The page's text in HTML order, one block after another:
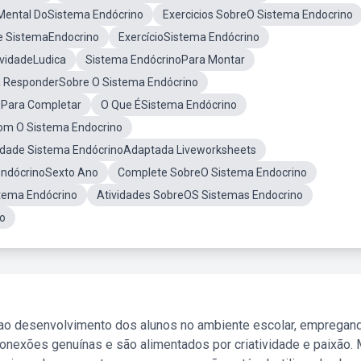
DoSistema Endócrino
Exercicios SobreO Sistema Endocrino
SistemaEndocrino
ExercícioSistema Endócrino
Sistema EndócrinoPara Montar
O Sistema Endócrino
Completar
O Que ÉSistema Endócrino
O Sistema Endocrino
Sistema EndócrinoAdaptada Liveworksheets
Ano
Complete SobreO Sistema Endocrino
Endócrino
Atividades SobreOS Sistemas Endocrino
desenvolvimento dos alunos no ambiente escolar,
genuínas e são alimentados por criatividade e paixão.